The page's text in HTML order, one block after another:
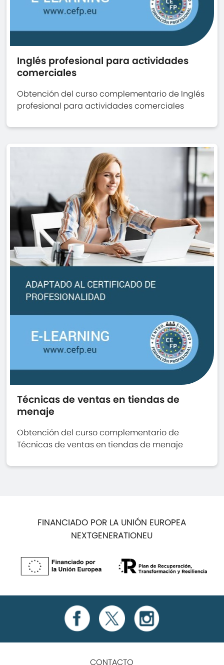
Inglés profesional para actividades
comerciales
Obtención del curso complementario de Inglés
profesional para actividades comerciales
Técnicas de ventas en tiendas de
menaje
Obtención del curso complementario de
Técnicas de ventas en tiendas de menaje
FINANCIADO POR LA UNIÓN EUROPEA
NEXTGENERATIONEU
CONTACTO